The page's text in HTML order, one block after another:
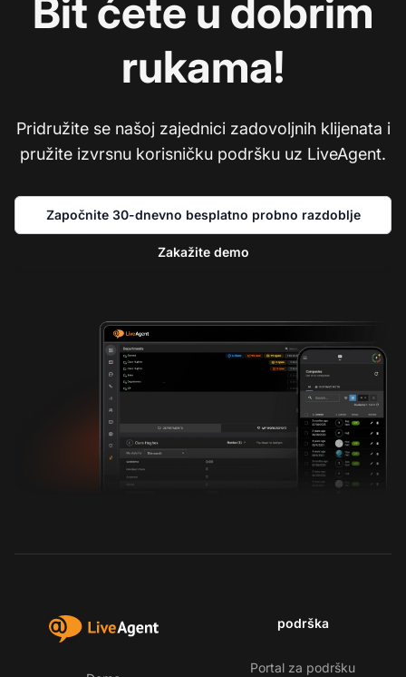
Bit ćete u dobrim
rukama!
Pridružite se našoj zajednici zadovoljnih klijenata i
pružite izvrsnu korisničku podršku uz LiveAgent.
Započnite 30-dnevno besplatno probno razdoblje
Zakažite demo
podrška
Portal za podršku